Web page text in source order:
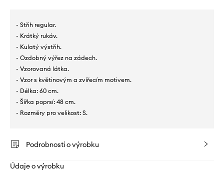
- Střih regular.
- Krátký rukáv.
- Kulatý výstřih.
- Ozdobný výřez na zádech.
- Vzorovaná látka.
- Vzor s květinovým a zvířecím motivem.
- Délka: 60 cm.
- Šířka poprsí: 48 cm.
- Rozměry pro velikost: S.
Podrobnosti o výrobku
Údaje o výrobku